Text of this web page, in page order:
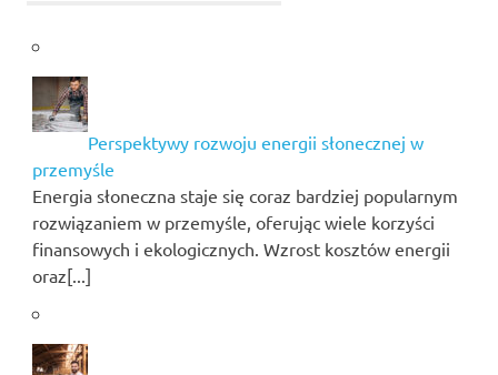
Perspektywy rozwoju energii słonecznej w
przemyśle
Energia słoneczna staje się coraz bardziej popularnym
rozwiązaniem w przemyśle, oferując wiele korzyści
finansowych i ekologicznych. Wzrost kosztów energii
oraz[...]